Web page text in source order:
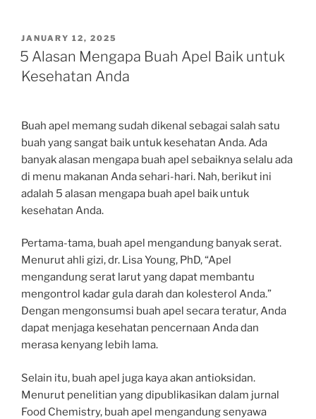
POSTED
ON
JANUARY 12, 2025
5 Alasan Mengapa Buah Apel Baik untuk
Kesehatan Anda
Buah apel memang sudah dikenal sebagai salah satu
buah yang sangat baik untuk kesehatan Anda. Ada
banyak alasan mengapa buah apel sebaiknya selalu ada
di menu makanan Anda sehari-hari. Nah, berikut ini
adalah 5 alasan mengapa buah apel baik untuk
kesehatan Anda.
Pertama-tama, buah apel mengandung banyak serat.
Menurut ahli gizi, dr. Lisa Young, PhD, “Apel
mengandung serat larut yang dapat membantu
mengontrol kadar gula darah dan kolesterol Anda.”
Dengan mengonsumsi buah apel secara teratur, Anda
dapat menjaga kesehatan pencernaan Anda dan
merasa kenyang lebih lama.
Selain itu, buah apel juga kaya akan antioksidan.
Menurut penelitian yang dipublikasikan dalam jurnal
Food Chemistry, buah apel mengandung senyawa